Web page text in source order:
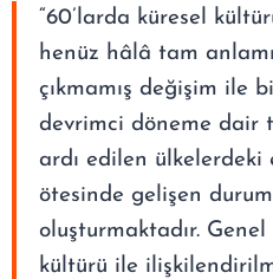
“60’larda küresel
henüz hâlâ tam
çıkmamış değişim ile
devrimci döneme dair
ardı edilen ülkelerdeki
ötesinde gelişen
oluşturmaktadır.
kültürü ile